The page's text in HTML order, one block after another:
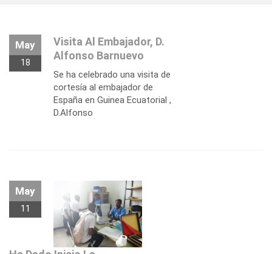
May
18
Visita Al Embajador, D.
Alfonso Barnuevo
Se ha celebrado una visita de
cortesía al embajador de
España en Guinea Ecuatorial ,
D.Alfonso
May
11